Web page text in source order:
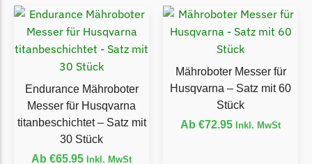
Philips
Philips Messer
Begrenzungsdraht
Powerplus
Powerplus Messer
Begrenzungsdraht
Endurance Mähroboter
Messer für Husqvarna
titanbeschichtet – Satz mit
30 Stück
Ab €65.95 Inkl. MwSt
Mähroboter Messer für
Husqvarna – Satz mit 60
Stück
Ab €72.95 Inkl. MwSt